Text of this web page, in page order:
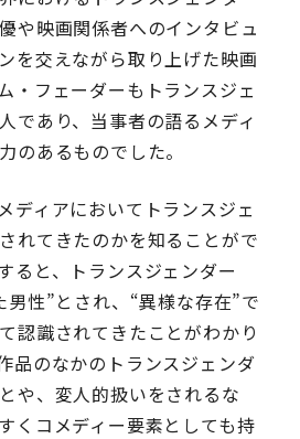
や映画関係者へのインタビュ
を交えながら取り上げた映画
・フェーダーもトランスジェ
であり、当事者の語るメディ
のあるものでした。
ディアにおいてトランスジェ
れてきたのかを知ることがで
ると、トランスジェンダー
性”とされ、“異様な存在”で
認識されてきたことがわかり
品のなかのトランスジェンダ
や、変人的扱いをされるな
くコメディー要素としても持